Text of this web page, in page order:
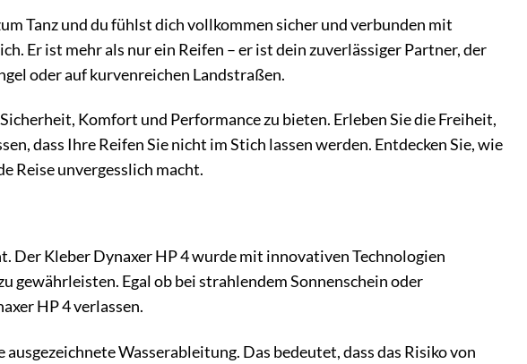
Tanz und du fühlst dich vollkommen sicher und verbunden mit
Er ist mehr als nur ein Reifen – er ist dein zuverlässiger Partner, der
oder auf kurvenreichen Landstraßen.
Komfort und Performance zu bieten. Erleben Sie die Freiheit,
dass Ihre Reifen Sie nicht im Stich lassen werden. Entdecken Sie, wie
Reise unvergesslich macht.
Der Kleber Dynaxer HP 4 wurde mit innovativen Technologien
Egal ob bei strahlendem Sonnenschein oder
HP 4 verlassen.
Wasserableitung. Das bedeutet, dass das Risiko von